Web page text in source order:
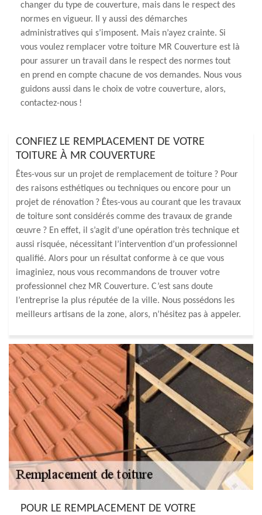
changer du type de couverture, mais dans le respect des
normes en vigueur. Il y aussi des démarches
administratives qui s’imposent. Mais n’ayez crainte. Si
vous voulez remplacer votre toiture MR Couverture est là
pour assurer un travail dans le respect des normes tout
en prend en compte chacune de vos demandes. Nous vous
guidons aussi dans le choix de votre couverture, alors,
contactez-nous !
CONFIEZ LE REMPLACEMENT DE VOTRE
TOITURE À MR COUVERTURE
Êtes-vous sur un projet de remplacement de toiture ? Pour
des raisons esthétiques ou techniques ou encore pour un
projet de rénovation ? Êtes-vous au courant que les travaux
de toiture sont considérés comme des travaux de grande
œuvre ? En effet, il s’agit d’une opération très technique et
aussi risquée, nécessitant l’intervention d’un professionnel
qualifié. Alors pour un résultat conforme à ce que vous
imaginiez, nous vous recommandons de trouver votre
professionnel chez MR Couverture. C’est sans doute
l’entreprise la plus réputée de la ville. Nous possédons les
meilleurs artisans de la zone, alors, n’hésitez pas à appeler.
POUR LE REMPLACEMENT DE VOTRE